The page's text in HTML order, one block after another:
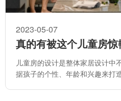
2023-05-07
真的有被这个儿童房惊
儿童房的设计是整体家居设计中
据孩子的个性、年龄和兴趣来打